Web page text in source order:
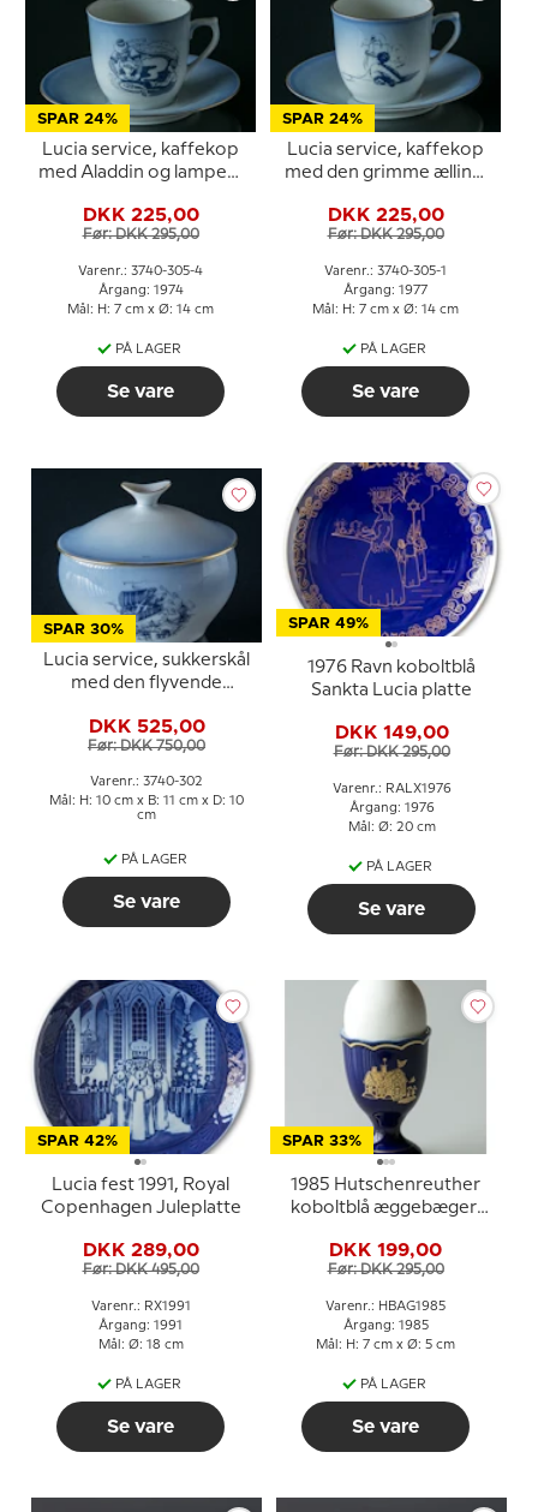
SPAR 24%
Lucia service, kaffekop
med Aladdin og lampen,
DKK 225,00
Før: DKK 295,00
Varenr.: 3740-305-4
Årgang: 1974
Mål: H: 7 cm x Ø: 14 cm
PÅ LAGER
Se vare
SPAR 24%
Lucia service, kaffekop
med den grimme ælling,
DKK 225,00
Før: DKK 295,00
Varenr.: 3740-305-1
Årgang: 1977
Mål: H: 7 cm x Ø: 14 cm
PÅ LAGER
Se vare
SPAR 30%
Lucia service, sukkerskål
med den flyvende
DKK 525,00
Før: DKK 750,00
Varenr.: 3740-302
Mål: H: 10 cm x B: 11 cm x D: 10
cm
PÅ LAGER
Se vare
SPAR 49%
1976 Ravn koboltblå
Sankta Lucia platte
DKK 149,00
Før: DKK 295,00
Varenr.: RALX1976
Årgang: 1976
Mål: Ø: 20 cm
PÅ LAGER
Se vare
SPAR 42%
Lucia fest 1991, Royal
Copenhagen Juleplatte
DKK 289,00
Før: DKK 495,00
Varenr.: RX1991
Årgang: 1991
Mål: Ø: 18 cm
PÅ LAGER
Se vare
SPAR 33%
1985 Hutschenreuther
koboltblå æggebæger,
DKK 199,00
Før: DKK 295,00
Varenr.: HBAG1985
Årgang: 1985
Mål: H: 7 cm x Ø: 5 cm
PÅ LAGER
Se vare